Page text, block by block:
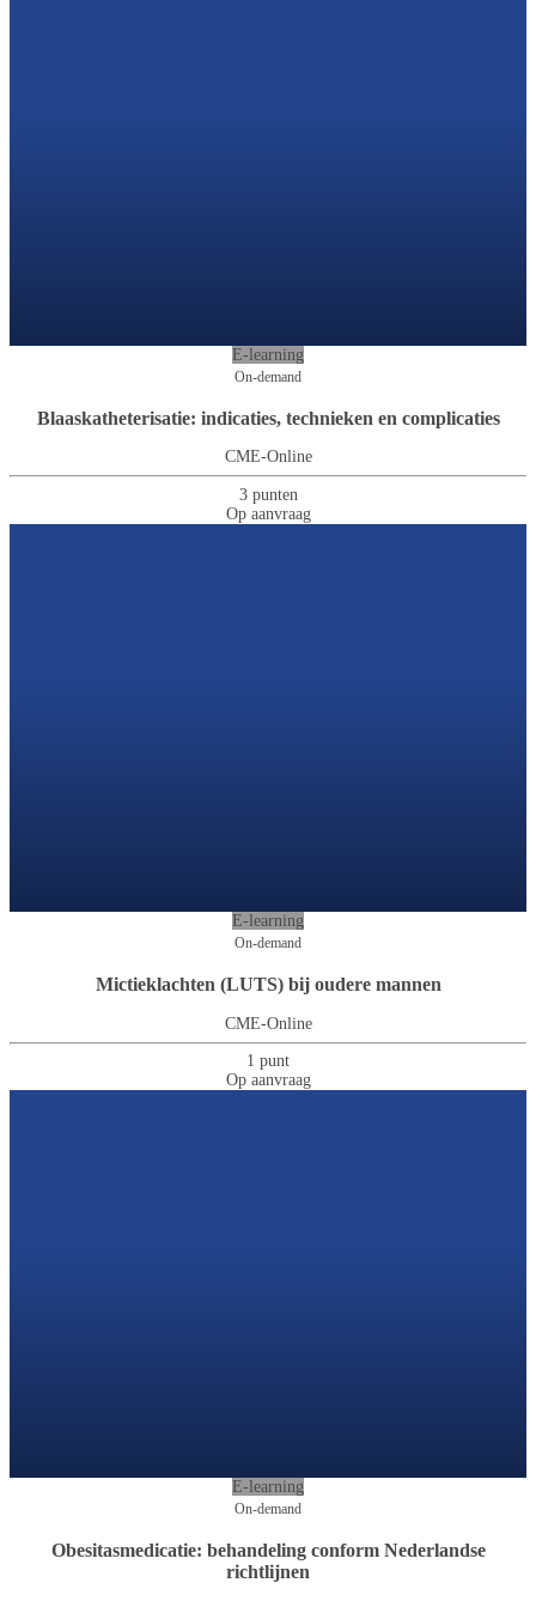
E-learning
On-demand
Blaaskatheterisatie: indicaties, technieken en complicaties
CME-Online
3 punten
Op aanvraag
E-learning
On-demand
Mictieklachten (LUTS) bij oudere mannen
CME-Online
1 punt
Op aanvraag
E-learning
On-demand
Obesitasmedicatie: behandeling conform Nederlandse
richtlijnen